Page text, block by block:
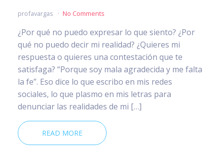
profavargas No Comments
¿Por qué no puedo expresar lo que siento? ¿Por
qué no puedo decir mi realidad? ¿Quieres mi
respuesta o quieres una contestación que te
satisfaga? “Porque soy mala agradecida y me falta
la fe”. Eso dice lo que escribo en mis redes
sociales, lo que plasmo en mis letras para
denunciar las realidades de mi […]
READ MORE